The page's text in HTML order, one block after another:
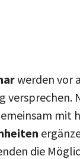
werden vor
versprechen.
mit
die